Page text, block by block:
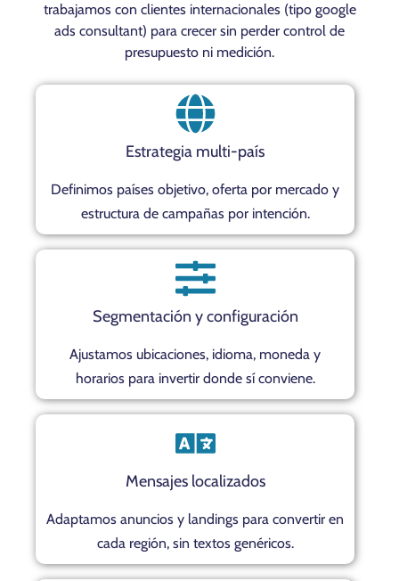
trabajamos con clientes internacionales (tipo google
ads consultant) para crecer sin perder control de
presupuesto ni medición.
Estrategia multi-país
Definimos países objetivo, oferta por mercado y
estructura de campañas por intención.
Segmentación y configuración
Ajustamos ubicaciones, idioma, moneda y
horarios para invertir donde sí conviene.
Mensajes localizados
Adaptamos anuncios y landings para convertir en
cada región, sin textos genéricos.